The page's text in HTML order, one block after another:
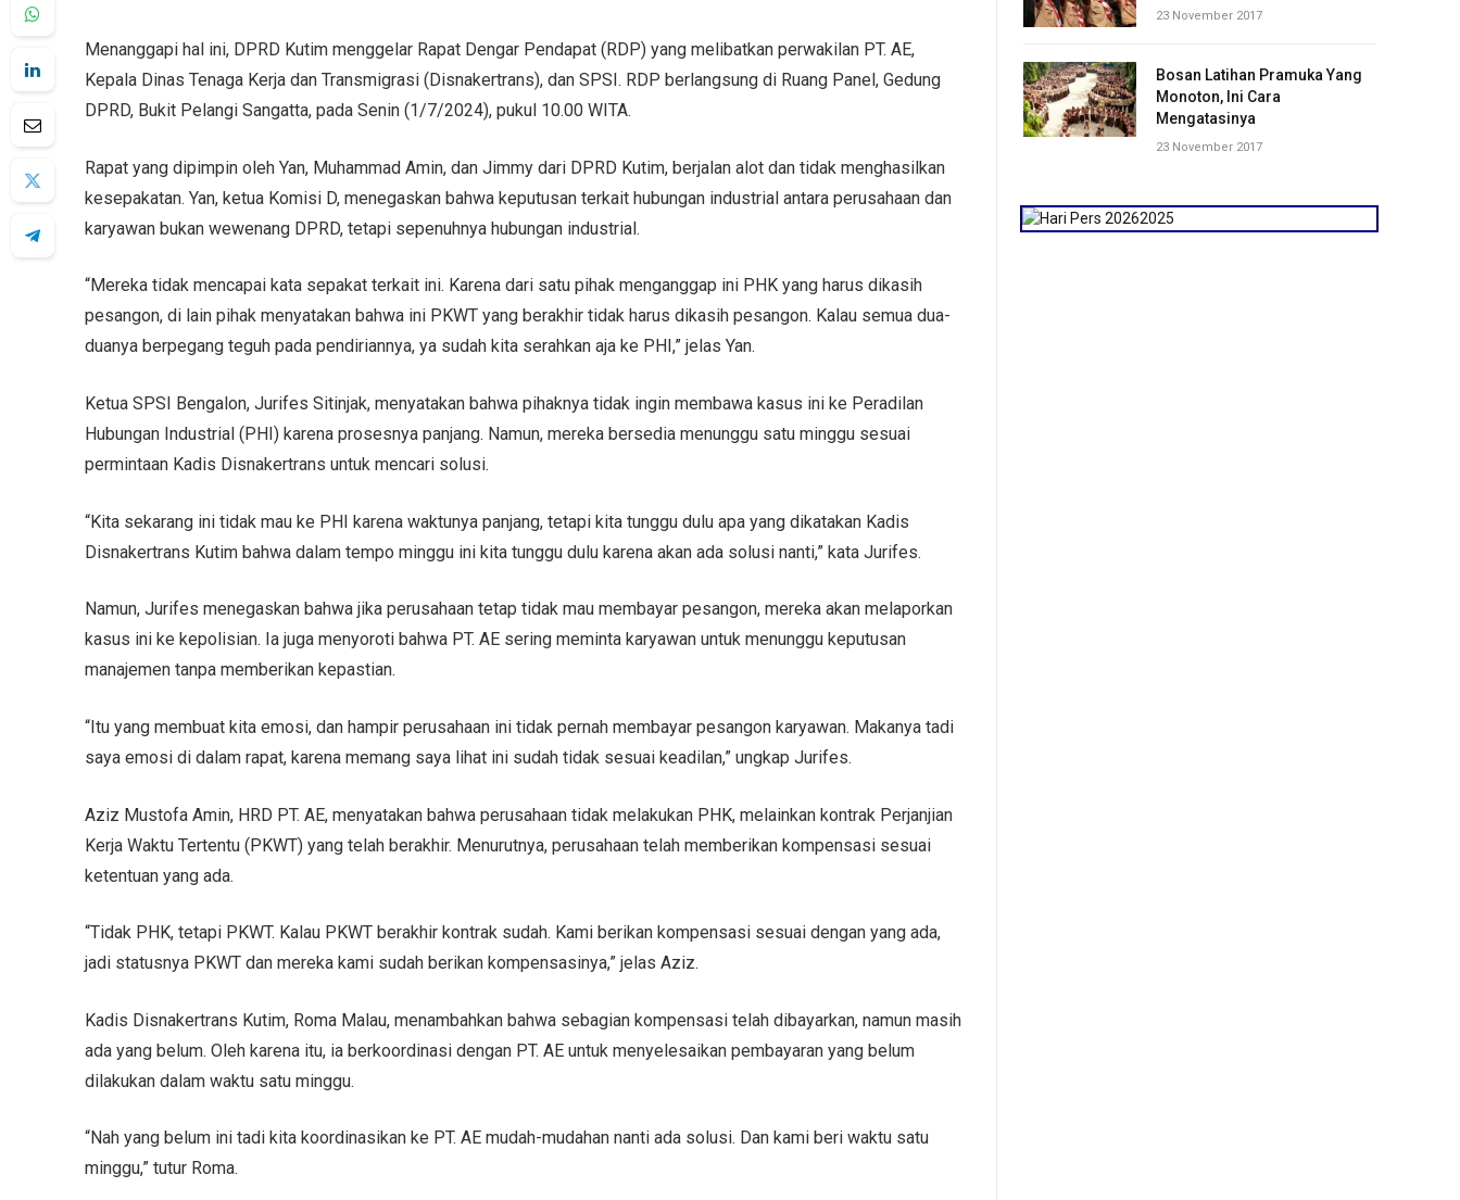
Menanggapi hal ini, DPRD Kutim menggelar Rapat Dengar Pendapat (RDP) yang melibatkan perwakilan PT. AE,
Kepala Dinas Tenaga Kerja dan Transmigrasi (Disnakertrans), dan SPSI. RDP berlangsung di Ruang Panel, Gedung
DPRD, Bukit Pelangi Sangatta, pada Senin (1/7/2024), pukul 10.00 WITA.
Rapat yang dipimpin oleh Yan, Muhammad Amin, dan Jimmy dari DPRD Kutim, berjalan alot dan tidak menghasilkan
kesepakatan. Yan, ketua Komisi D, menegaskan bahwa keputusan terkait hubungan industrial antara perusahaan dan
karyawan bukan wewenang DPRD, tetapi sepenuhnya hubungan industrial.
“Mereka tidak mencapai kata sepakat terkait ini. Karena dari satu pihak menganggap ini PHK yang harus dikasih
pesangon, di lain pihak menyatakan bahwa ini PKWT yang berakhir tidak harus dikasih pesangon. Kalau semua dua-
duanya berpegang teguh pada pendiriannya, ya sudah kita serahkan aja ke PHI,” jelas Yan.
Ketua SPSI Bengalon, Jurifes Sitinjak, menyatakan bahwa pihaknya tidak ingin membawa kasus ini ke Peradilan
Hubungan Industrial (PHI) karena prosesnya panjang. Namun, mereka bersedia menunggu satu minggu sesuai
permintaan Kadis Disnakertrans untuk mencari solusi.
“Kita sekarang ini tidak mau ke PHI karena waktunya panjang, tetapi kita tunggu dulu apa yang dikatakan Kadis
Disnakertrans Kutim bahwa dalam tempo minggu ini kita tunggu dulu karena akan ada solusi nanti,” kata Jurifes.
Namun, Jurifes menegaskan bahwa jika perusahaan tetap tidak mau membayar pesangon, mereka akan melaporkan
kasus ini ke kepolisian. Ia juga menyoroti bahwa PT. AE sering meminta karyawan untuk menunggu keputusan
manajemen tanpa memberikan kepastian.
“Itu yang membuat kita emosi, dan hampir perusahaan ini tidak pernah membayar pesangon karyawan. Makanya tadi
saya emosi di dalam rapat, karena memang saya lihat ini sudah tidak sesuai keadilan,” ungkap Jurifes.
Aziz Mustofa Amin, HRD PT. AE, menyatakan bahwa perusahaan tidak melakukan PHK, melainkan kontrak Perjanjian
Kerja Waktu Tertentu (PKWT) yang telah berakhir. Menurutnya, perusahaan telah memberikan kompensasi sesuai
ketentuan yang ada.
“Tidak PHK, tetapi PKWT. Kalau PKWT berakhir kontrak sudah. Kami berikan kompensasi sesuai dengan yang ada,
jadi statusnya PKWT dan mereka kami sudah berikan kompensasinya,” jelas Aziz.
Kadis Disnakertrans Kutim, Roma Malau, menambahkan bahwa sebagian kompensasi telah dibayarkan, namun masih
ada yang belum. Oleh karena itu, ia berkoordinasi dengan PT. AE untuk menyelesaikan pembayaran yang belum
dilakukan dalam waktu satu minggu.
“Nah yang belum ini tadi kita koordinasikan ke PT. AE mudah-mudahan nanti ada solusi. Dan kami beri waktu satu
minggu,” tutur Roma.
23 November 2017
Bosan Latihan Pramuka Yang
Monoton, Ini Cara
Mengatasinya
23 November 2017